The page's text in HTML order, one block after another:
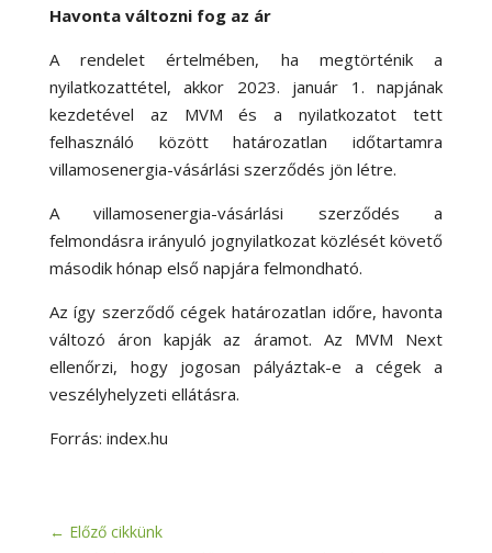
Havonta változni fog az ár
A rendelet értelmében, ha megtörténik a
nyilatkozattétel, akkor 2023. január 1. napjának
kezdetével az MVM és a nyilatkozatot tett
felhasználó között határozatlan időtartamra
villamosenergia-vásárlási szerződés jön létre.
A villamosenergia-vásárlási szerződés a
felmondásra irányuló jognyilatkozat közlését követő
második hónap első napjára felmondható.
Az így szerződő cégek határozatlan időre, havonta
változó áron kapják az áramot. Az MVM Next
ellenőrzi, hogy jogosan pályáztak-e a cégek a
veszélyhelyzeti ellátásra.
Forrás: index.hu
← Előző cikkünk